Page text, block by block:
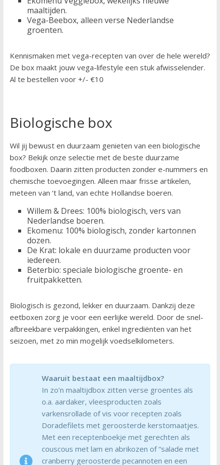
maaltijden.
Vega-Beebox, alleen verse Nederlandse
groenten.
Kennismaken met vega-recepten van over de hele wereld?
De box maakt jouw vega-lifestyle een stuk afwisselender.
Al te bestellen voor +/- €10
Biologische box
Wil jij bewust en duurzaam genieten van een biologische
box? Bekijk onze selectie met de beste duurzame
foodboxen. Daarin zitten producten zonder e-nummers en
chemische toevoegingen. Alleen maar frisse artikelen,
meteen van ‘t land, van echte Hollandse boeren.
Willem & Drees: 100% biologisch, vers van
Nederlandse boeren.
Ekomenu: 100% biologisch, zonder kartonnen
dozen.
De Krat: lokale en duurzame producten voor
iedereen.
Beterbio: speciale biologische groente- en
fruitpakketten.
Biologisch is gezond, lekker en duurzaam. Dankzij deze
eetboxen zorg je voor een eerlijke wereld. Door de snel-
afbreekbare verpakkingen, enkel ingrediënten van het
seizoen, met zo min mogelijk voedselkilometers.
Waaruit bestaat een maaltijdbox?
In zo’n maaltijdbox zitten verse groentes als
o.a. aardaker, vleesproducten zoals
varkensrollade of vis voor recepten zoals
Doradefilets met geroosterde kerstomaatjes.
Met een receptenboekje met gerechten als
couscous met lam en abrikozen of “salade met
cranberry geroosterde pecannoten en een